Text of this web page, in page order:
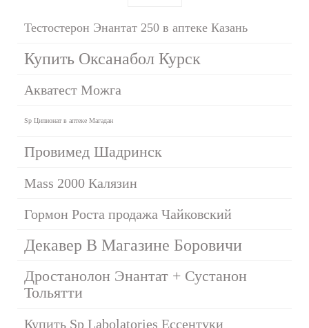
Тестостерон Энантат 250 в аптеке Казань
Купить Оксанабол Курск
Акватест Можга
Sp Ципионат в аптеке Магадан
Провимед Шадринск
Mass 2000 Калязин
Гормон Роста продажа Чайковский
Декавер В Магазине Боровичи
Дростанолон Энантат + Сустанон
Тольятти
Купить Sp Labolatories Ессентуки